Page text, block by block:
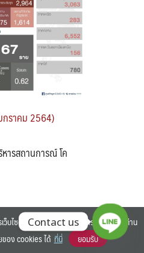
Search
ราคม 2564)
ารสถานการณ์ โค
ALL RIGHTS RESERVED.
ว็บไซต์ และเพิ่มประสิทธิภาพการใช้งานของท่าน
อง cookies ได้ ที่นี่ ยอมรับ
Contact us